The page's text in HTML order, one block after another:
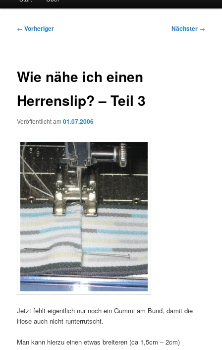
Beitragsnavigation
← Vorheriger Nächster →
Wie nähe ich einen
Herrenslip? – Teil 3
Veröffentlicht am01.07.2006
Jetzt fehlt eigentlich nur noch ein Gummi am Bund, damit die
Hose auch nicht runterrutscht.
Man kann hierzu einen etwas breiteren (ca 1,5cm – 2cm)